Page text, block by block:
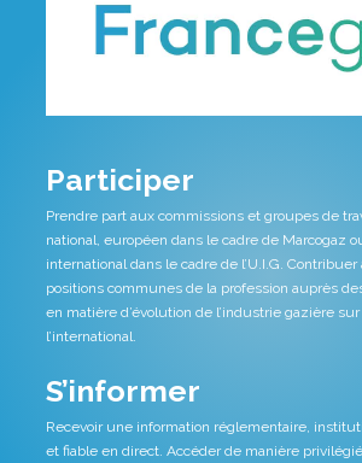
Participer
Prendre part aux commissions et groupes de
national, européen dans le cadre de Marcogaz
international dans le cadre de l’U.I.G. Contribuer
positions communes de la profession auprès
en matière d’évolution de l’industrie gazière
l’international.
S’informer
Recevoir une information réglementaire,
et fiable en direct. Accéder de manière